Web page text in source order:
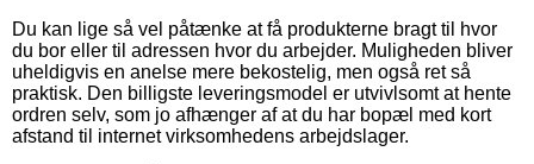
Du kan lige så vel påtænke at få produkterne bragt til hvor
du bor eller til adressen hvor du arbejder. Muligheden bliver
uheldigvis en anelse mere bekostelig, men også ret så
praktisk. Den billigste leveringsmodel er utvivlsomt at hente
ordren selv, som jo afhænger af at du har bopæl med kort
afstand til internet virksomhedens arbejdslager.